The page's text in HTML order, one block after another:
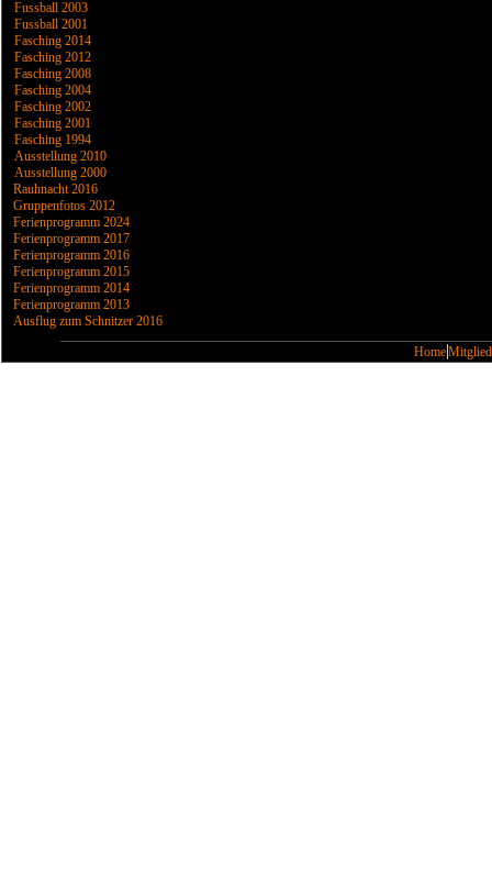
Fussball 2003
Fussball 2001
Fasching 2014
Fasching 2012
Fasching 2008
Fasching 2004
Fasching 2002
Fasching 2001
Fasching 1994
Ausstellung 2010
Ausstellung 2000
Rauhnacht 2016
Gruppenfotos 2012
Ferienprogramm 2024
Ferienprogramm 2017
Ferienprogramm 2016
Ferienprogramm 2015
Ferienprogramm 2014
Ferienprogramm 2013
Ausflug zum Schnitzer 2016
Home